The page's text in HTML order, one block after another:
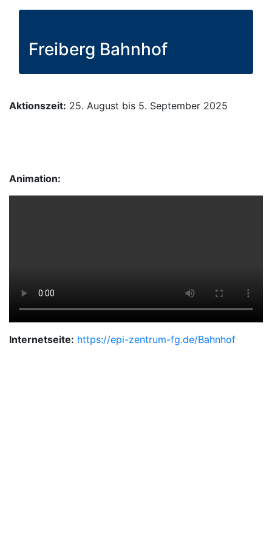
Freiberg Bahnhof
Aktionszeit: 25. August bis 5. September 2025
Animation:
Internetseite: https://epi-zentrum-fg.de/Bahnhof